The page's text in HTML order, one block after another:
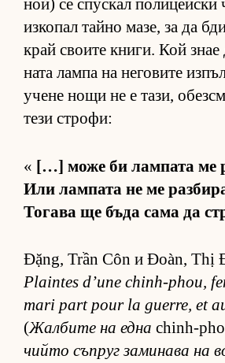
ной) се спус­кал по­ли­цейски
из­ко­пал тайно ма­зе, за да
край сво­ите кни­ги. Кой
ната лампа на не­го­вите
учене нощи не е та­зи,
тези стро­фи:
« […] може би лам­пата ме
Или лам­пата не ме
То­гава ще бъда сама да
Đặng, Trần Côn и Đoàn, Thị
Plaintes d’une chinh-phou,
mari part pour la guerre, et
(Жал­бите на една chinh-
чийто съп­руг за­ми­нава на